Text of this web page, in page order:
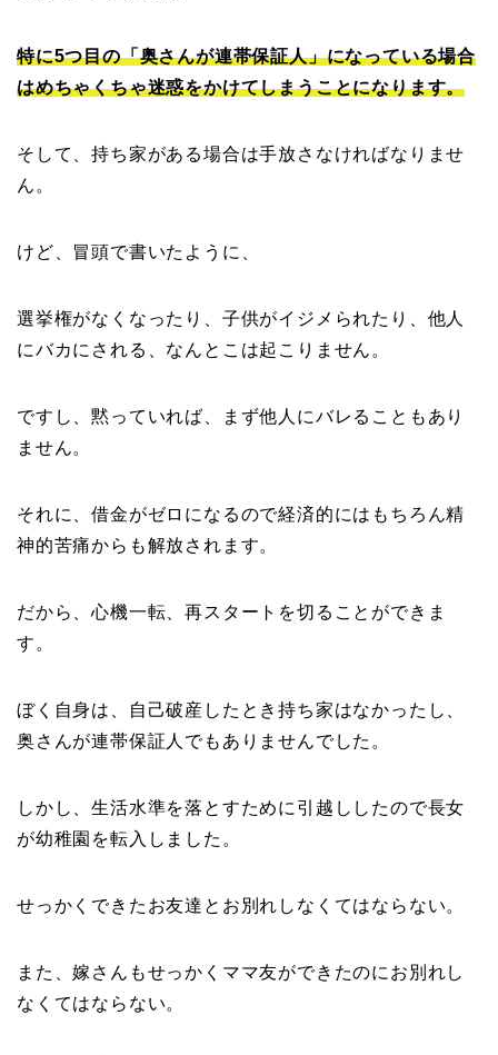
特に5つ目の「奥さんが連帯保証人」になっている場合
はめちゃくちゃ迷惑をかけてしまうことになります。
そして、持ち家がある場合は手放さなければなりませ
ん。
けど、冒頭で書いたように、
選挙権がなくなったり、子供がイジメられたり、他人
にバカにされる、なんとこは起こりません。
ですし、黙っていれば、まず他人にバレることもあり
ません。
それに、借金がゼロになるので経済的にはもちろん精
神的苦痛からも解放されます。
だから、心機一転、再スタートを切ることができま
す。
ぼく自身は、自己破産したとき持ち家はなかったし、
奥さんが連帯保証人でもありませんでした。
しかし、生活水準を落とすために引越ししたので長女
が幼稚園を転入しました。
せっかくできたお友達とお別れしなくてはならない。
また、嫁さんもせっかくママ友ができたのにお別れし
なくてはならない。